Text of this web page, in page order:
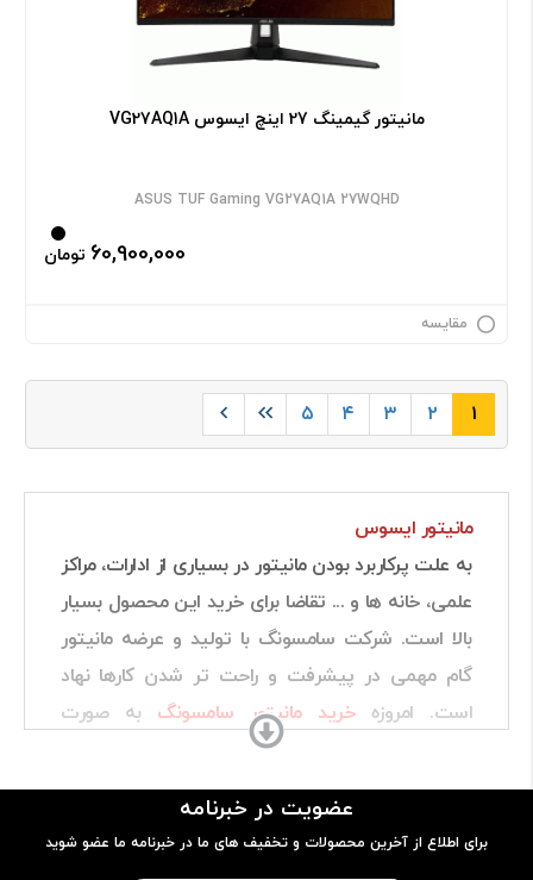
مانیتور گیمینگ 27 اینچ ایسوس VG27AQ1A
ASUS TUF Gaming VG27AQ1A 27WQHD
60,900,000 تومان
مقایسه
۱ ۲ ۳ ۴ ۵
مانیتور ایسوس
به علت پرکاربرد بودن مانیتور در بسیاری از ادارات، مراکز
علمی، خانه ها و ... تقاضا برای خرید این محصول بسیار
بالا است. شرکت سامسونگ با تولید و عرضه مانیتور
گام مهمی در پیشرفت و راحت تر شدن کارها نهاد
است. امروزهخرید مانیتور سامسونگ به صورت
اقساطی هم صورت می گیرد که این امر فشار اقتصادی
ناشی از خرید را بر مردم با قدرت خرید متوسط کم کرده
عضویت در خبرنامه
برای اطلاع از آخرین محصولات و تخفیف های ما در خبرنامه ما عضو شوید